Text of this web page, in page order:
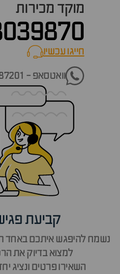
מוקד מכירות
חייגו עכשיוcall now
וואטסאפ - 054-3887201
קביעת
נשמח להיפגש איתכם באחד
למצוא בדיוק את
השאירו פרטים ונציג